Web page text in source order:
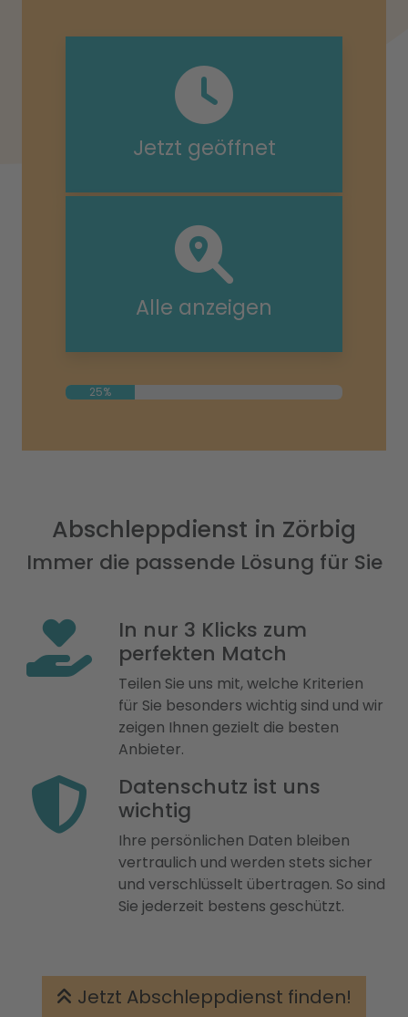
Jetzt geöffnet
Alle anzeigen
25%
Abschleppdienst in Zörbig
Immer die passende Lösung für Sie
In nur 3 Klicks zum
perfekten Match
Teilen Sie uns mit, welche Kriterien
für Sie besonders wichtig sind und wir
zeigen Ihnen gezielt die besten
Anbieter.
Datenschutz ist uns
wichtig
Ihre persönlichen Daten bleiben
vertraulich und werden stets sicher
und verschlüsselt übertragen. So sind
Sie jederzeit bestens geschützt.
Jetzt Abschleppdienst finden!